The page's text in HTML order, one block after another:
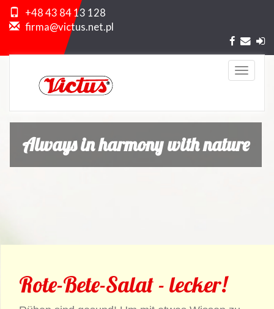
+48 43 84 13 128
firma@victus.net.pl
Toggle
Always in harmony with nature
Rote-Bete-Salat - lecker!